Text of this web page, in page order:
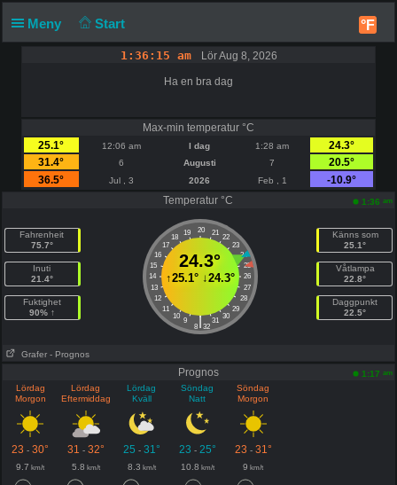
Meny Start °F
1:36:16 am Lör Aug 8, 2026
Ha en bra dag
Max-min temperatur °C
25.1°
12:06 am I dag 1:28 am
24.3°
31.4°
6 Augusti 7
20.5°
36.5°
Jul , 3 2026 Feb , 1
-10.9°
Temperatur °C
1:36 am
Fahrenheit
75.7°
Inuti
21.4°
Fuktighet
90% ↑
20
19 21
18
22
17
23
16
24
15
25
14
26
13
27
12
28
11
29
10
30
9 31
|
8 32
24.3°
↑25.1°↓24.3°
Känns som
25.1°
Våtlampa
22.8°
Daggpunkt
22.5°
Grafer - Prognos
Prognos 1:17 am
Lördag
Morgon
Lördag
Eftermiddag
Lördag
Kväll
Söndag
Natt
Söndag
Morgon
23 -30° 31 - 32° 25 - 31° 23 - 25° 23 - 31°
9.7 km/t 5.8 km/t 8.3 km/t 10.8 km/t 9 km/t